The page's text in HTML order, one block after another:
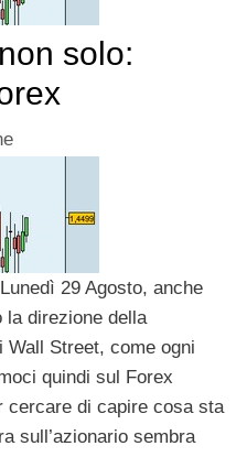
solo:
29 Agosto, anche
la direzione della
Wall Street, come ogni
quindi sul Forex
cercare di capire cosa sta
sull’azionario sembra